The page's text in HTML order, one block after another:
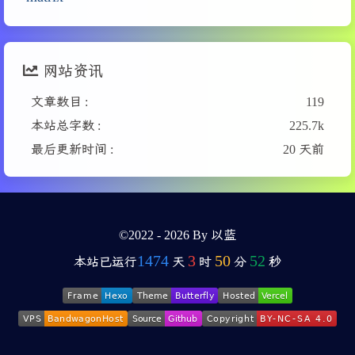
网站资讯
文章数目 :
119
本站总字数 :
225.7k
最后更新时间 :
20 天前
©2022 - 2026 By 以蓝
本站已运行1474 天 3 时 50 分 52 秒